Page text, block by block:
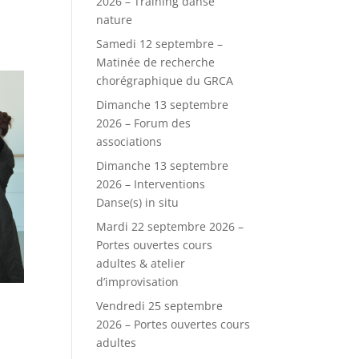
nature
Samedi 12 septembre –
Matinée de recherche
chorégraphique du GRCA
Dimanche 13 septembre
2026 – Forum des
associations
Dimanche 13 septembre
2026 – Interventions
Danse(s) in situ
Mardi 22 septembre 2026 –
Portes ouvertes cours
adultes & atelier
d’improvisation
Vendredi 25 septembre
2026 – Portes ouvertes cours
adultes